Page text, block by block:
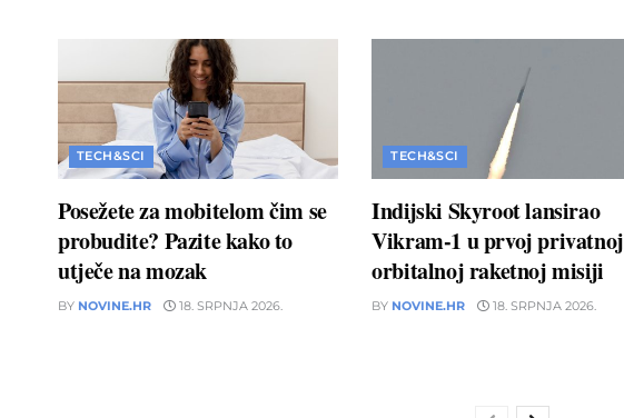
TECH&SCI
Posežete za mobitelom čim se
probudite? Pazite kako to
utječe na mozak
BY NOVINE.HR 18. SRPNJA 2026.
TECH&SCI
Indijski Skyroot lansirao
Vikram-1 u prvoj privatnoj
orbitalnoj raketnoj misiji
BY NOVINE.HR 18. SRPNJA 2026.